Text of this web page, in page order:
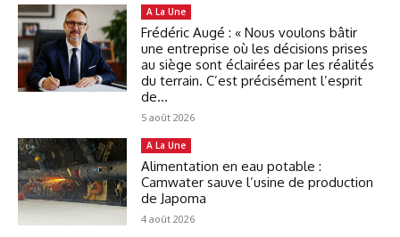
A La Une
Frédéric Augé : « Nous voulons bâtir
une entreprise où les décisions prises
au siège sont éclairées par les réalités
du terrain. C’est précisément l’esprit
de...
5 août 2026
A La Une
Alimentation en eau potable :
Camwater sauve l’usine de production
de Japoma
4 août 2026